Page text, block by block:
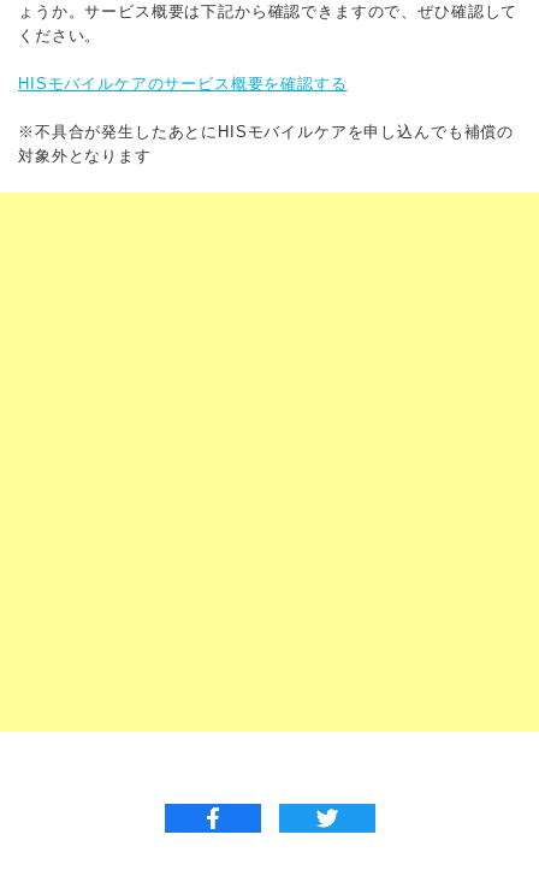
ょうか。サービス概要は下記から確認できますので、ぜひ確認して
ください。
HISモバイルケアのサービス概要を確認する
※不具合が発生したあとにHISモバイルケアを申し込んでも補償の
対象外となります